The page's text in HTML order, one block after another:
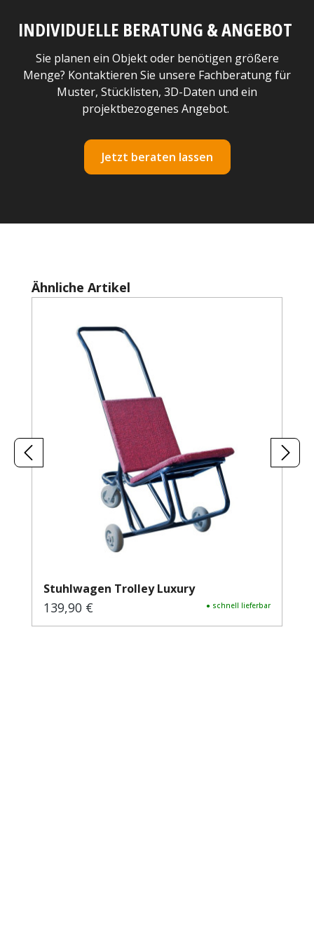
INDIVIDUELLE BERATUNG & ANGEBOT
Sie planen ein Objekt oder benötigen größere
Menge? Kontaktieren Sie unsere Fachberatung für
Muster, Stücklisten, 3D-Daten und ein
projektbezogenes Angebot.
Jetzt beraten lassen
Produktgalerie überspringen
Ähnliche Artikel
Stuhlwagen Trolley Luxury
Regulärer Preis:
139,90 € ● schnell lieferbar